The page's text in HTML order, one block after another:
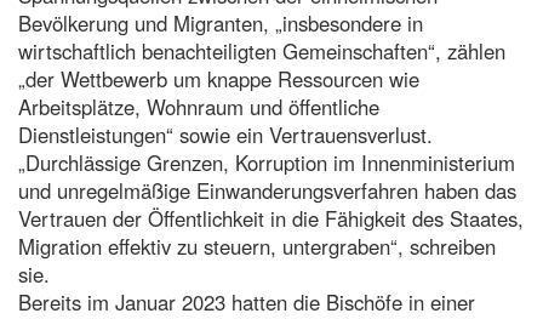
Bevölkerung und Migranten, „insbesondere in
wirtschaftlich benachteiligten Gemeinschaften“, zählen
„der Wettbewerb um knappe Ressourcen wie
Arbeitsplätze, Wohnraum und öffentliche
Dienstleistungen“ sowie ein Vertrauensverlust.
„Durchlässige Grenzen, Korruption im Innenministerium
und unregelmäßige Einwanderungsverfahren haben das
Vertrauen der Öffentlichkeit in die Fähigkeit des Staates,
Migration effektiv zu steuern, untergraben“, schreiben
sie.
Bereits im Januar 2023 hatten die Bischöfe in einer